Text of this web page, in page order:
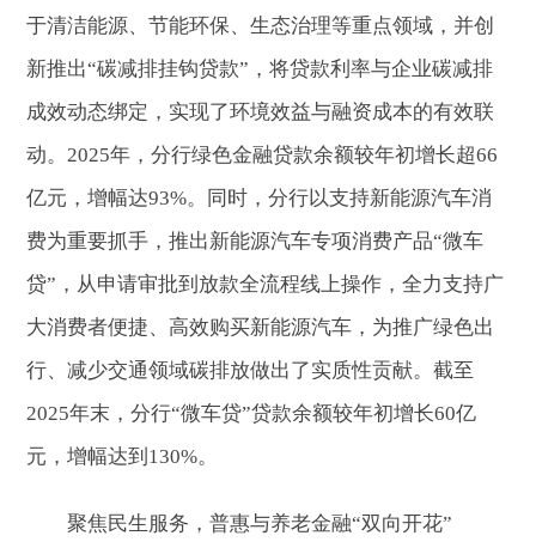
于清洁能源、节能环保、生态治理等重点领域，并创
新推出“碳减排挂钩贷款”，将贷款利率与企业碳减排
成效动态绑定，实现了环境效益与融资成本的有效联
动。2025年，分行绿色金融贷款余额较年初增长超66
亿元，增幅达93%。同时，分行以支持新能源汽车消
费为重要抓手，推出新能源汽车专项消费产品“微车
贷”，从申请审批到放款全流程线上操作，全力支持广
大消费者便捷、高效购买新能源汽车，为推广绿色出
行、减少交通领域碳排放做出了实质性贡献。截至
2025年末，分行“微车贷”贷款余额较年初增长60亿
元，增幅达到130%。
聚焦民生服务，普惠与养老金融“双向开花”